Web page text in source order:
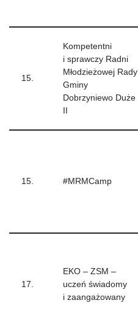
15.
Kompetentni
i sprawczy Radni
Młodzieżowej Rady
Gminy
Dobrzyniewo Duże
II
15. #MRMCamp
17.
EKO – ZSM –
uczeń świadomy
i zaangażowany